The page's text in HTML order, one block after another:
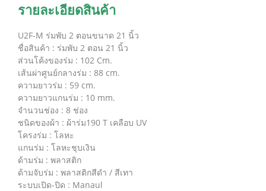
รายละเอียดสินค้า
U2F-M ร่มพับ 2 ตอนขนาด 21 นิ้ว
ชื่อสินค้า : ร่มพับ 2 ตอน 21 นิ้ว
ส่วนโค้งของร่ม : 102 Cm.
เส้นผ่าศูนย์กลางร่ม : 88 cm.
ความยาวร่ม : 59 cm.
ความยาวแกนร่ม : 10 mm.
จำนวนช่อง : 8 ช่อง
ชนิดของผ้า : ผ้าร่ม190 T เคลือบ UV
โครงร่ม : โลหะ
แกนร่ม : โลหะชุบเงิน
ด้ามร่ม : พลาสติก
ด้ามจับร่ม : พลาสติกสีดำ / สีเทา
ระบบเปิด-ปิด : Manaul